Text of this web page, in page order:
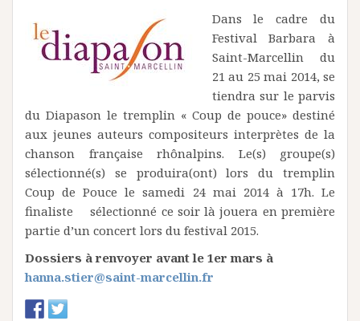
Dans le cadre du
Festival Barbara à
Saint-Marcellin du
21 au 25 mai 2014, se
tiendra sur le parvis
du Diapason le tremplin « Coup de pouce» destiné
aux jeunes auteurs compositeurs interprètes de la
chanson française rhônalpins. Le(s) groupe(s)
sélectionné(s) se produira(ont) lors du tremplin
Coup de Pouce le samedi 24 mai 2014 à 17h. Le
finaliste sélectionné ce soir là jouera en première
partie d’un concert lors du festival 2015.
Dossiers à renvoyer avant le 1er mars à
hanna.stier@saint-marcellin.fr